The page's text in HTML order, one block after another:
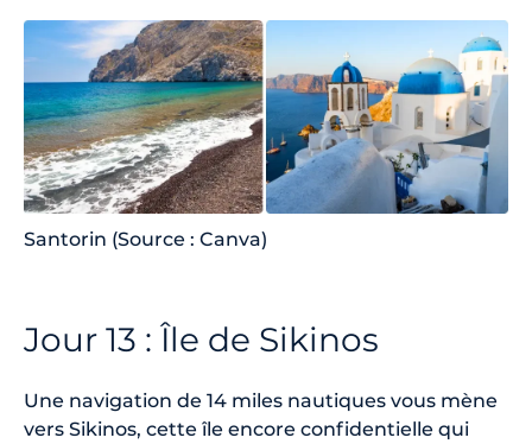
Santorin (Source : Canva)
Jour 13 : Île de Sikinos
Une navigation de 14 miles nautiques vous mène
vers Sikinos, cette île encore confidentielle qui